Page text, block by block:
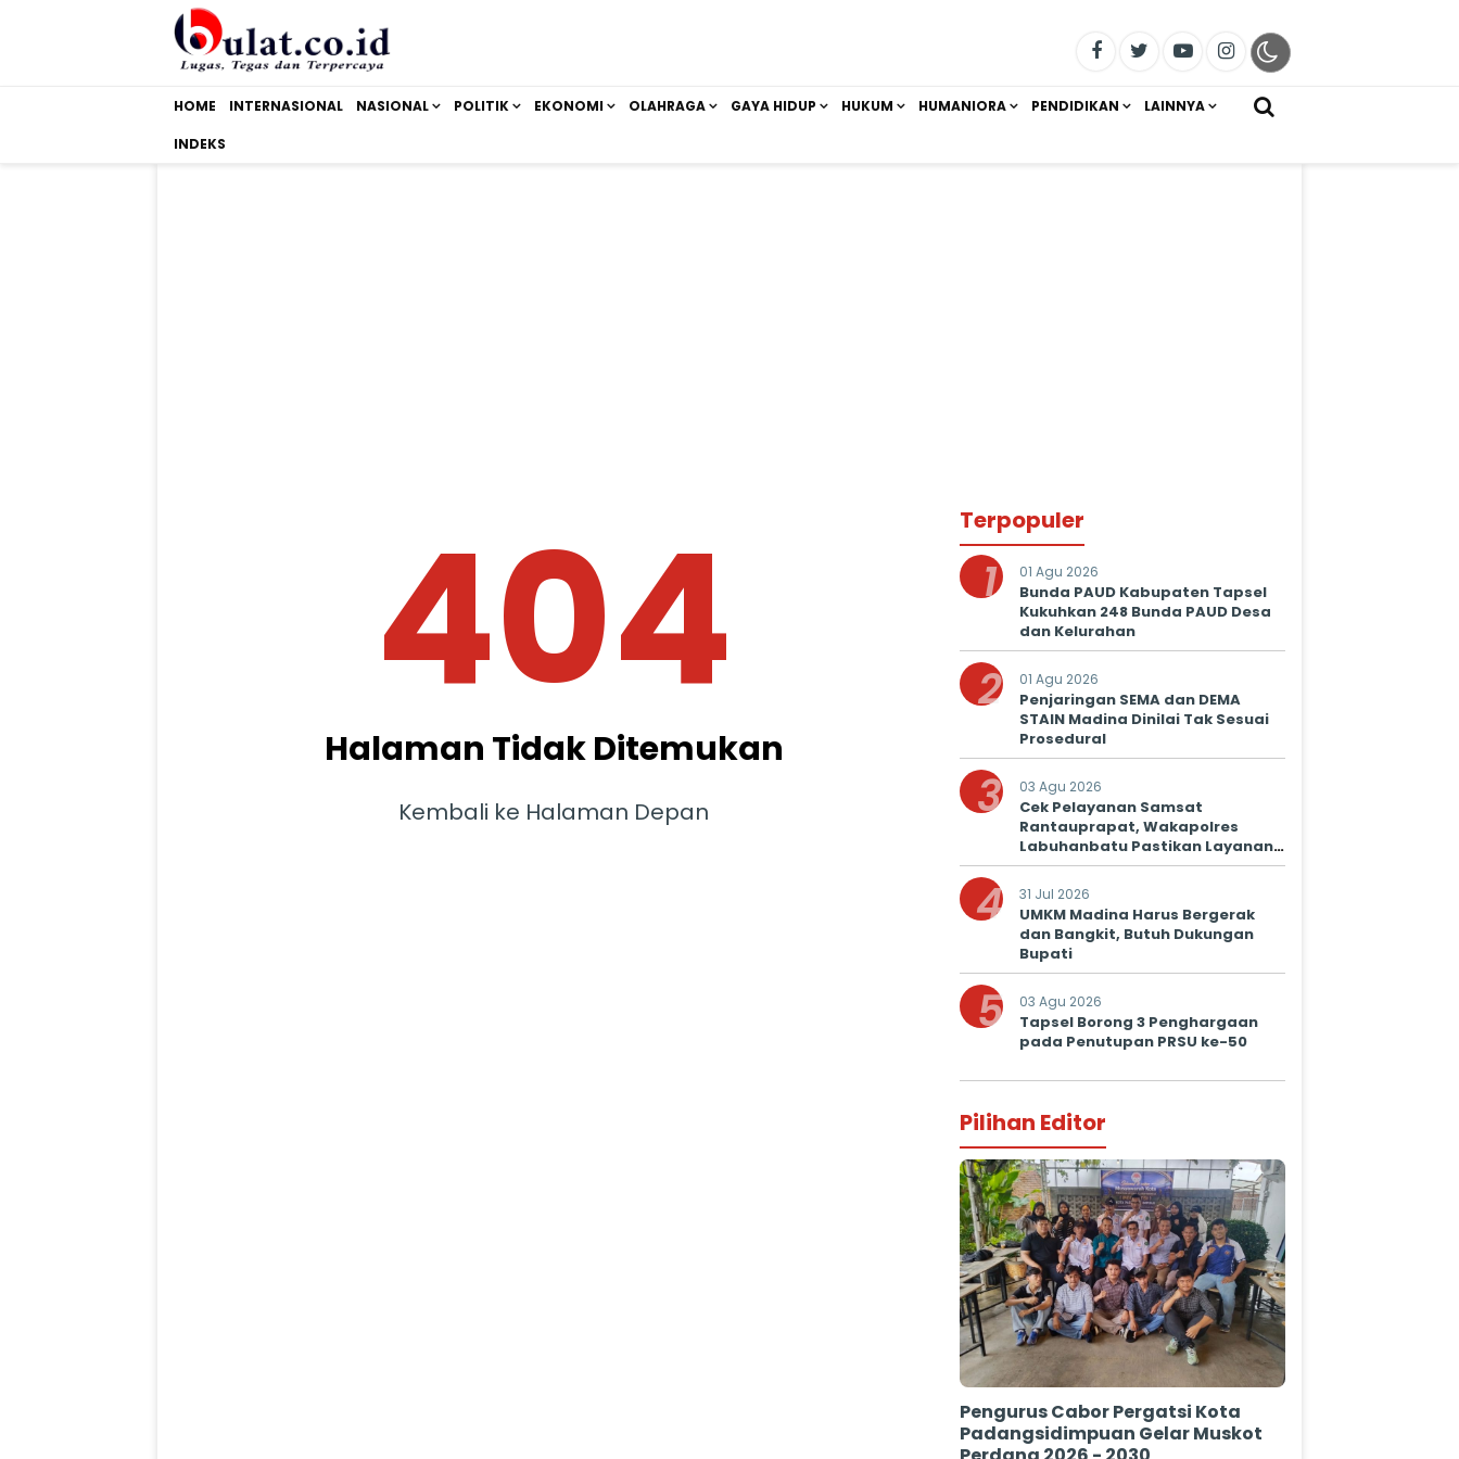
HOME INTERNASIONAL NASIONAL POLITIK EKONOMI OLAHRAGA GAYA HIDUP HUKUM HUMANIORA PENDIDIKAN LAINNYA
INDEKS
404
Halaman Tidak Ditemukan
Kembali ke Halaman Depan
Terpopuler
1 01 Agu 2026
Bunda PAUD Kabupaten Tapsel
Kukuhkan 248 Bunda PAUD Desa
dan Kelurahan
2 01 Agu 2026
Penjaringan SEMA dan DEMA
STAIN Madina Dinilai Tak Sesuai
Prosedural
3 03 Agu 2026
Cek Pelayanan Samsat
Rantauprapat, Wakapolres
Labuhanbatu Pastikan Layanan
Prima untuk Masyarakat
4 31 Jul 2026
UMKM Madina Harus Bergerak
dan Bangkit, Butuh Dukungan
Bupati
5 03 Agu 2026
Tapsel Borong 3 Penghargaan
pada Penutupan PRSU ke-50
Pilihan Editor
Pengurus Cabor Pergatsi Kota
Padangsidimpuan Gelar Muskot